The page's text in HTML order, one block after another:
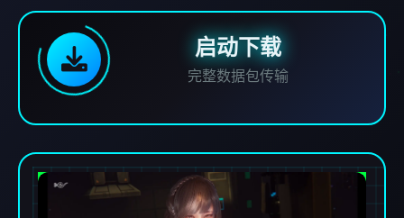
启动下载
完整数据包传输